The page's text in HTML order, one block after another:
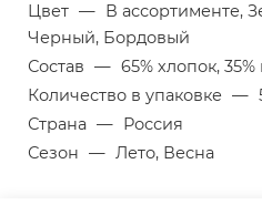
Цвет — В ассортименте,
Черный, Бордовый
Состав — 65% хлопок, 35%
Количество в упаковке —
Страна — Россия
Сезон — Лето, Весна